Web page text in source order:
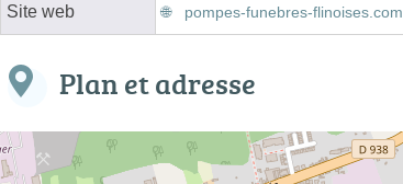
Site web pompes-funebres-flinoises.com
Plan et adresse